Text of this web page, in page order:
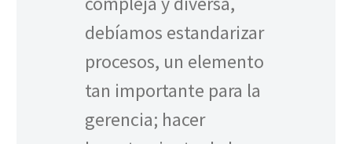
debíamos estandarizar
procesos, un elemento
tan importante para la
gerencia; hacer